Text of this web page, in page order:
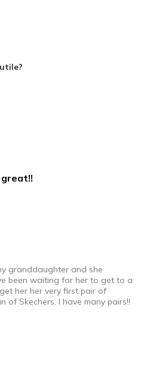
granddaughter and she
been waiting for her to get to a
her her very first pair of
of Skechers, I have many pairs!!